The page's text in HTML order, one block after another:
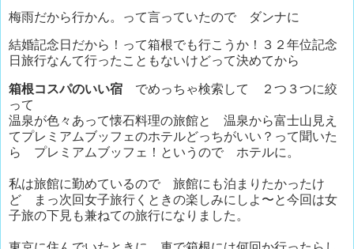
梅雨だから行かん。って言っていたので ダンナに
結婚記念日だから！って箱根でも行こうか！３２年位記念
日旅行なんて行ったこともないけどって決めてから
箱根コスパのいい宿 でめっちゃ検索して ２つ３つに絞
って
温泉が色々あって懐石料理の旅館と 温泉から富士山見え
てプレミアムブッフェのホテルどっちがいい？って聞いた
ら プレミアムブッフェ！というので ホテルに。
私は旅館に勤めているので 旅館にも泊まりたかったけ
ど まっ次回女子旅行くときの楽しみにしよ〜と今回は女
子旅の下見も兼ねての旅行になりました。